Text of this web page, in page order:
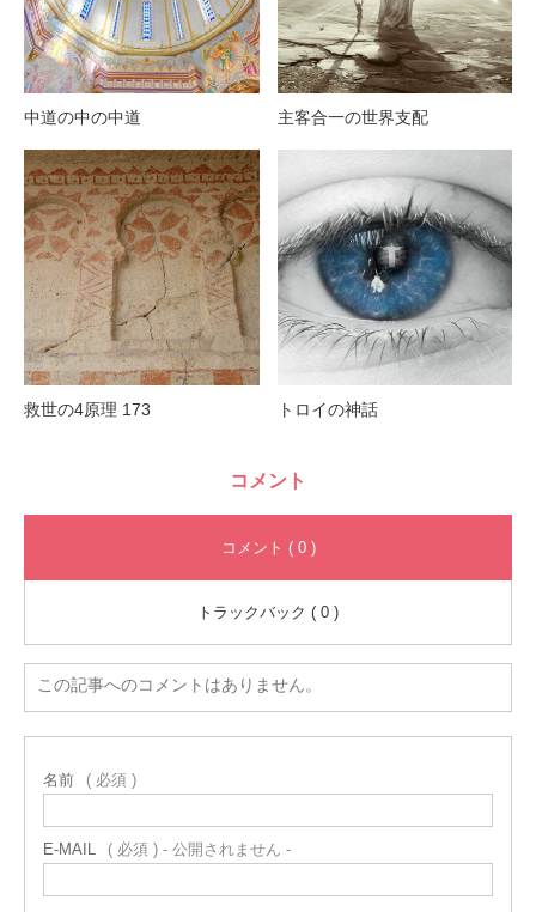
中道の中の中道 主客合一の世界支配
救世の4原理 173 トロイの神話
コメント
コメント ( 0 )
トラックバック ( 0 )
この記事へのコメントはありません。
名前 ( 必須 )
E-MAIL ( 必須 ) - 公開されません -